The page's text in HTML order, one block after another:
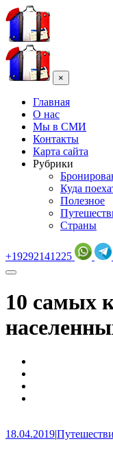
×
Главная
О нас
Мы в СМИ
Контакты
Карта сайта
Рубрики
Куда
Полезное
Страны
+19292141225
10 самых
18.04.2019|